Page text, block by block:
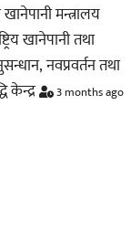
मन्त्रालय
खानेपानी तथा
नवप्रवर्तन तथा
केन्द्र
3 months ago